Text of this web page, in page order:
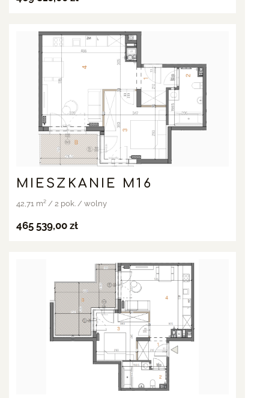
MIESZKANIE M16
42,71 m² / 2 pok. / wolny
465 539,00 zł